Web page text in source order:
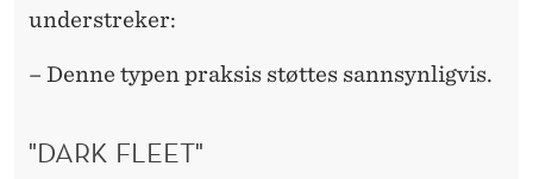
understreker:
– Denne typen praksis støttes sannsynligvis.
"DARK FLEET"